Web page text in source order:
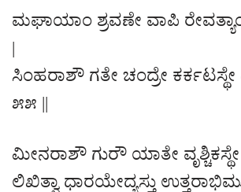
ಮಘಾಯಾಂ ಶ್ರವಣೇ ವಾಪಿ
|
ಸಿಂಹರಾಶೌ ಗತೇ ಚಂದ್ರೇ ಕರ್ಕಟಸ್ಥೇ
೫೫ ||
ಮೀನರಾಶೌ ಗುರೌ ಯಾತೇ ವೃಶ್ಚಿಕಸ್ಥೇ
ಲಿಖಿತ್ವಾ ಧಾರಯೇದ್ಯಸ್ತು